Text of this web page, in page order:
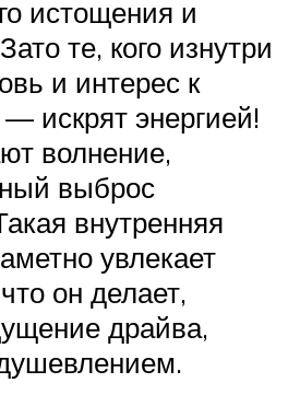
истощения и
те, кого изнутри
и интерес к
искрят энергией!
волнение,
выброс
внутренняя
увлекает
он делает,
драйва,